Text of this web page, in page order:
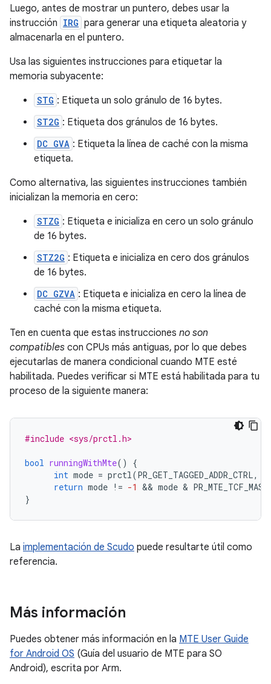
Luego, antes de mostrar un puntero, debes usar la
instrucción IRG para generar una etiqueta aleatoria y
almacenarla en el puntero.
Usa las siguientes instrucciones para etiquetar la
memoria subyacente:
STG : Etiqueta un solo gránulo de 16 bytes.
ST2G : Etiqueta dos gránulos de 16 bytes.
DC GVA : Etiqueta la línea de caché con la misma
etiqueta.
Como alternativa, las siguientes instrucciones también
inicializan la memoria en cero:
STZG : Etiqueta e inicializa en cero un solo gránulo
de 16 bytes.
STZ2G : Etiqueta e inicializa en cero dos gránulos
de 16 bytes.
DC GZVA : Etiqueta e inicializa en cero la línea de
caché con la misma etiqueta.
Ten en cuenta que estas instrucciones no son
compatibles con CPUs más antiguas, por lo que debes
ejecutarlas de manera condicional cuando MTE esté
habilitada. Puedes verificar si MTE está habilitada para tu
proceso de la siguiente manera:
#include <sys/prctl.h>
bool runningWithMte()
{
int mode = prctl(PR_GET_TAGGED_ADDR_CTRL,
return mode != -1 && mode & PR_MTE_TCF_MASK
}
La implementación de Scudo puede resultarte útil como
referencia.
Más información
Puedes obtener más información en la MTE User Guide
for Android OS (Guía del usuario de MTE para SO
Android), escrita por Arm.